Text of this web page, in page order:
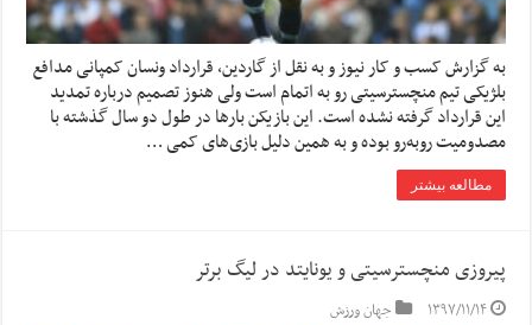
به گزارش کسب و کار نیوز و به نقل از گاردین، قرارداد ونسان کمپانی مدافع
بلژیکی تیم منچسترسیتی رو به اتمام است ولی هنوز تصمیم درباره تمدید
این قرارداد گرفته نشده است. این بازیکن بارها در طول دو سال گذشته با
مصدومیت روبه‌رو بوده و به همین دلیل بازی‌های کمی …
مطالعه بیشتر
پیروزی منچسترسیتی و یونایتد در لیگ برتر
۱۳۹۷/۱۱/۱۴ جهان ورزش